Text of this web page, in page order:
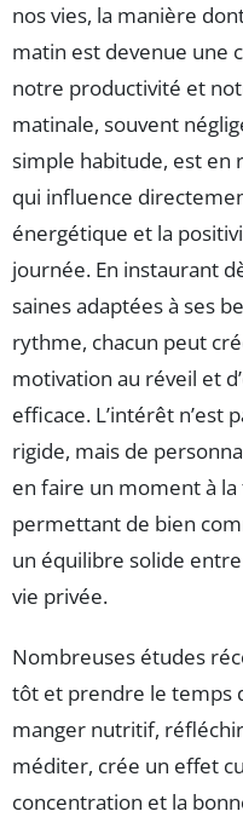
nos vies, la manière
matin est devenue une
notre productivité et
matinale, souvent
simple habitude, est en
qui influence
énergétique et la
journée. En instaurant
saines adaptées à ses
rythme, chacun peut
motivation au réveil et
efficace. L’intérêt n’est
rigide, mais de
en faire un moment à
permettant de bien
un équilibre solide
vie privée.
Nombreuses études
tôt et prendre le temps
manger nutritif,
méditer, crée un effet
concentration et la